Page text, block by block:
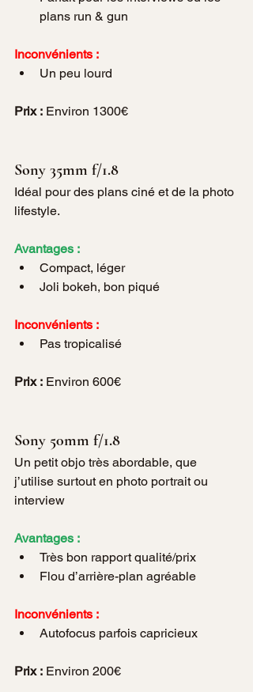
plans run & gun
Inconvénients :
Un peu lourd
Prix : Environ 1300€
Sony 35mm f/1.8
Idéal pour des plans ciné et de la photo
lifestyle.
Avantages :
Compact, léger
Joli bokeh, bon piqué
Inconvénients :
Pas tropicalisé
Prix : Environ 600€
Sony 50mm f/1.8
Un petit objo très abordable, que
j’utilise surtout en photo portrait ou
interview
Avantages :
Très bon rapport qualité/prix
Flou d’arrière-plan agréable
Inconvénients :
Autofocus parfois capricieux
Prix : Environ 200€